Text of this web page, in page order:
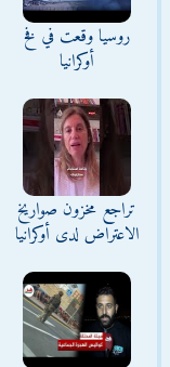
روسيا وقعت في فخ
أوكرانيا
تراجع مخزون صواريخ
الاعتراض لدى أوكرانيا